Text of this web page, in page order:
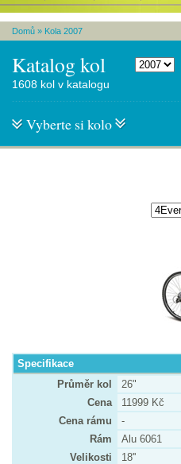
Domů » Kola 2007
Katalog kol
1608 kol v katalogu
Vyberte si kolo
Specifikace
Průměr kol
26"
Cena
11999 Kč
Cena rámu
-
Rám
Alu 6061
Velikosti
18''